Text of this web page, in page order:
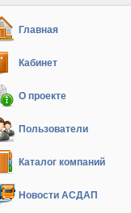
Главная
Кабинет
О проекте
Пользователи
Каталог компаний
Новости АСДАП